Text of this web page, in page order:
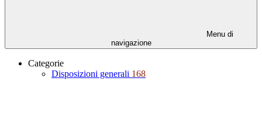
Menu di
navigazione
Categorie
Disposizioni generali 168